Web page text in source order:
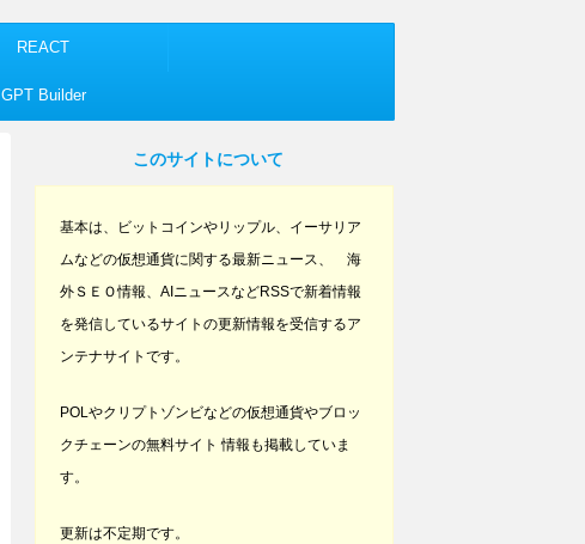
REACT
GPT Builder
このサイトについて
基本は、ビットコインやリップル、イーサリア
ムなどの仮想通貨に関する最新ニュース、 海
外ＳＥＯ情報、AIニュースなどRSSで新着情報
を発信しているサイトの更新情報を受信するア
ンテナサイトです。
POLやクリプトゾンビなどの仮想通貨やブロッ
クチェーンの無料サイト 情報も掲載していま
す。
更新は不定期です。